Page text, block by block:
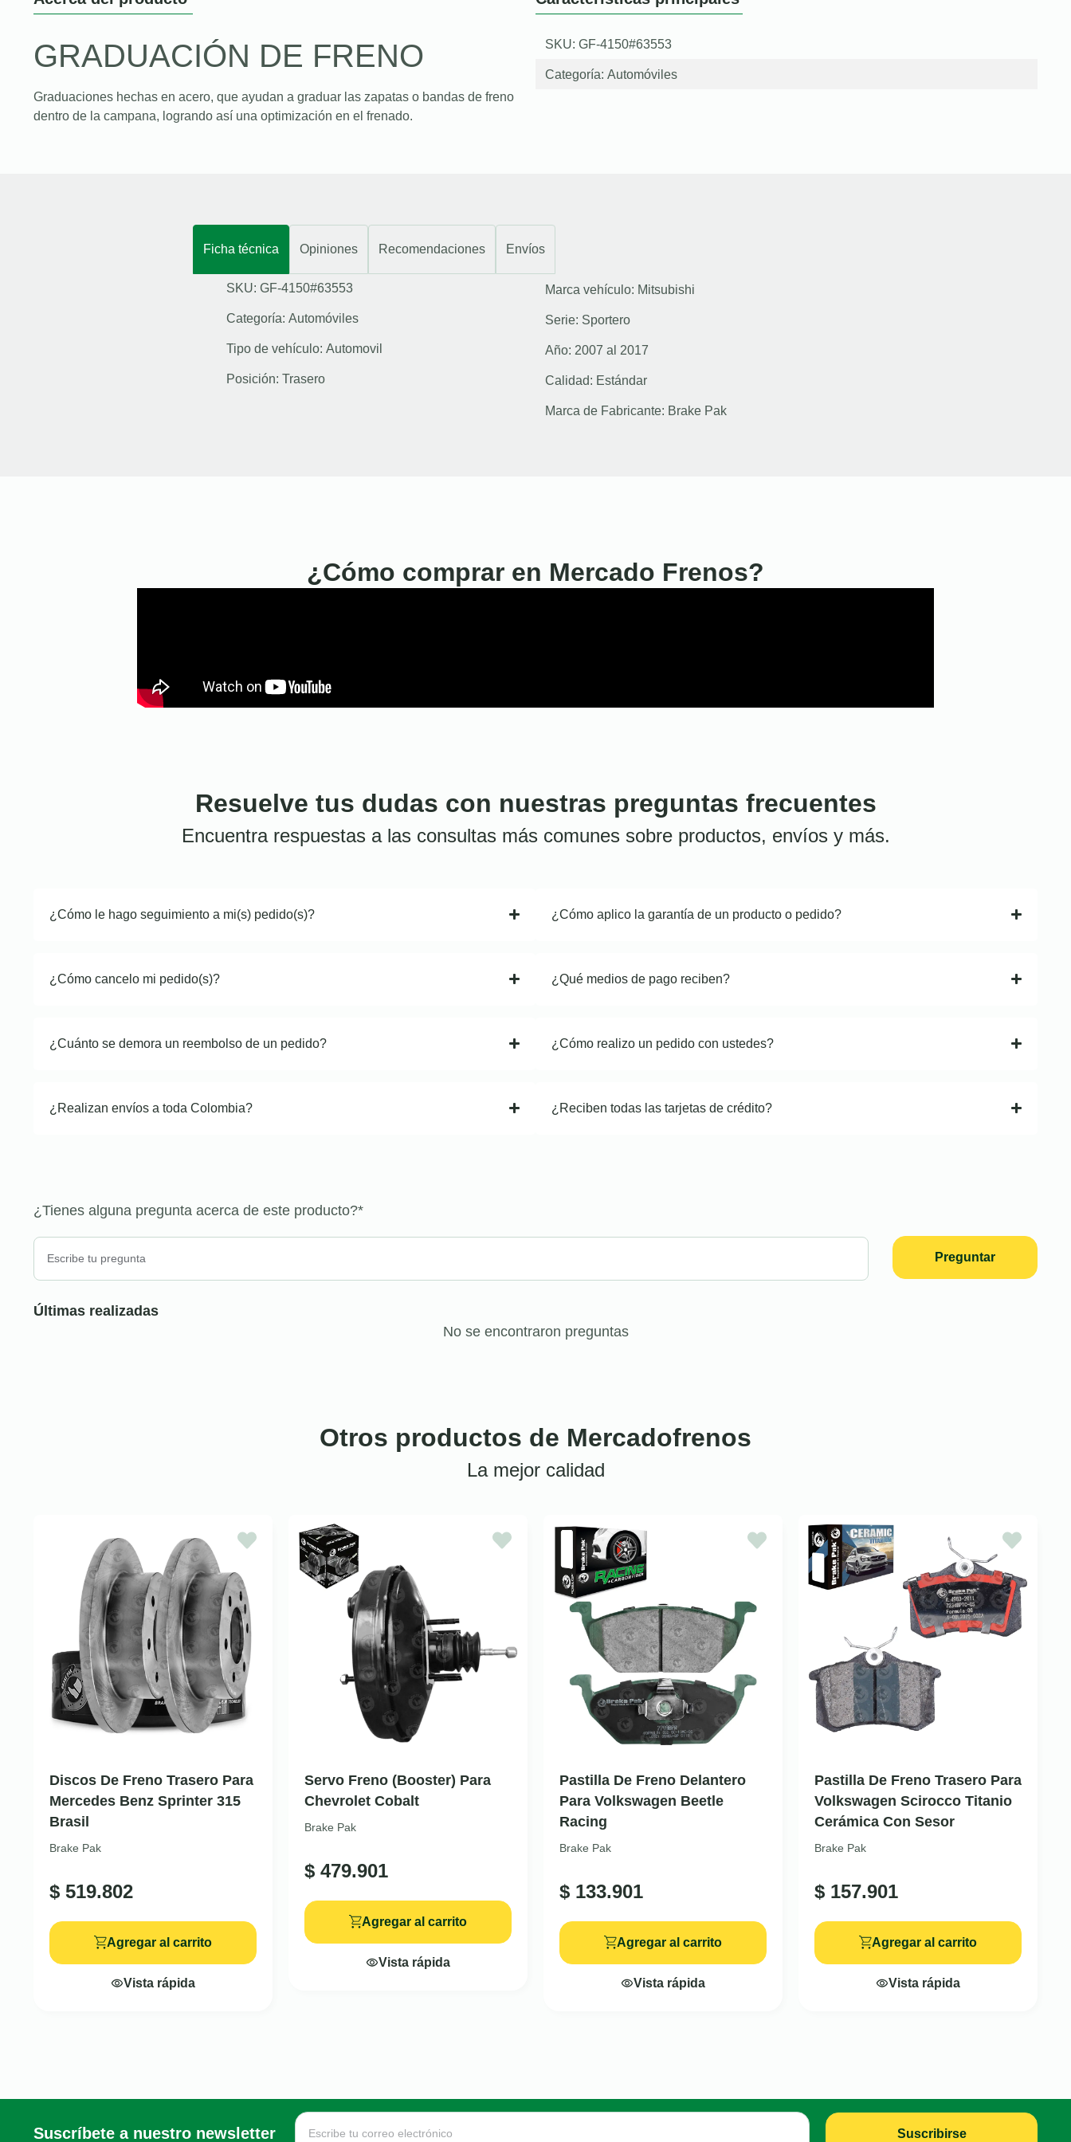
GRADUACIÓN DE FRENO
Graduaciones hechas en acero, que ayudan a graduar las zapatas o bandas de freno
dentro de la campana, logrando así una optimización en el frenado.
SKU: GF-4150#63553
Categoría: Automóviles
Ficha técnica Opiniones Recomendaciones Envíos
SKU: GF-4150#63553
Categoría: Automóviles
Tipo de vehículo: Automovil
Posición: Trasero
Marca vehículo: Mitsubishi
Serie: Sportero
Año: 2007 al 2017
Calidad: Estándar
Marca de Fabricante: Brake Pak
¿Cómo comprar en Mercado Frenos?
Resuelve tus dudas con nuestras preguntas frecuentes
Encuentra respuestas a las consultas más comunes sobre productos, envíos y más.
¿Cómo le hago seguimiento a mi(s) pedido(s)?
¿Cómo cancelo mi pedido(s)?
¿Cuánto se demora un reembolso de un pedido?
¿Realizan envíos a toda Colombia?
¿Cómo aplico la garantía de un producto o pedido?
¿Qué medios de pago reciben?
¿Cómo realizo un pedido con ustedes?
¿Reciben todas las tarjetas de crédito?
¿Tienes alguna pregunta acerca de este producto?*
Preguntar
Últimas realizadas
No se encontraron preguntas
Otros productos de Mercadofrenos
La mejor calidad
Discos De Freno Trasero Para
Mercedes Benz Sprinter 315
Brasil
Brake Pak
$ 519.802
Agregar al carrito
Vista rápida
Servo Freno (Booster) Para
Chevrolet Cobalt
Brake Pak
$ 479.901
Agregar al carrito
Vista rápida
Pastilla De Freno Delantero
Para Volkswagen Beetle
Racing
Brake Pak
$ 133.901
Agregar al carrito
Vista rápida
Pastilla De Freno Trasero Para
Volkswagen Scirocco Titanio
Cerámica Con Sesor
Brake Pak
$ 157.901
Agregar al carrito
Vista rápida
Suscríbete a nuestro newsletter Suscribirse